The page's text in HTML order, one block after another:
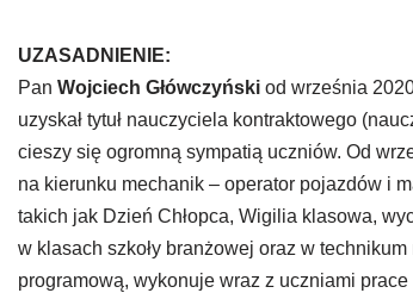
UZASADNIENIE:
Pan Wojciech Główczyński od września
uzyskał tytuł nauczyciela kontraktowego
cieszy się ogromną sympatią uczniów. Od
na kierunku mechanik – operator pojazdów i
takich jak Dzień Chłopca, Wigilia klasowa,
w klasach szkoły branżowej oraz w
programową, wykonuje wraz z uczniami